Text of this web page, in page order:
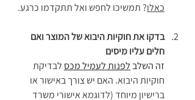
כאלו? תמשיכו לחפש ואל תתקדמו כרגע.
בדקו את חוקיות היבוא של המוצר ואם
חלים עליו מיסים
זה השלב לפנות לעמיל מכס לבדיקת
חוקיות היבוא. האם יש צורך באישור או
ברישיון מיוחד (לדוגמא אישורי משרד